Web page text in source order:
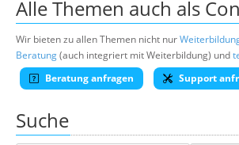
Alle Themen auch als
Wir bieten zu allen Themen nicht nur
Beratung(auch integriert mit Weiterbildung) und
Beratung anfragen
Support
Suche